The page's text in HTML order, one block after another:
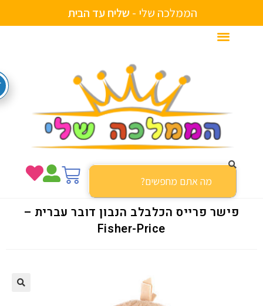
הממלכה שלי -ש לי חעד הבי ת
פישר פרייס הכלבלב הנבון דובר עברית –
Fisher-Price